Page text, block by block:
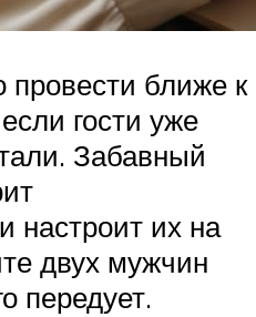
провести ближе к
гости уже
Забавный
настроит их на
двух мужчин
передует.